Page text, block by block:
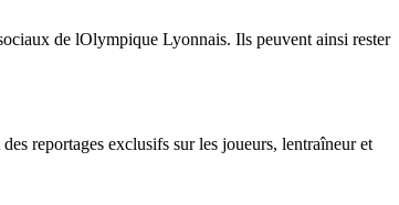
de lOlympique Lyonnais. Ils peuvent ainsi rester
reportages exclusifs sur les joueurs, lentraîneur et